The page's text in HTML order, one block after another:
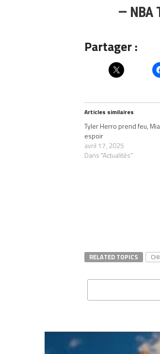
— NBA
Partager :
Articles similaires
Tyler Herro prend feu,
espoir
avril 17, 2025
Dans "Actualités"
RELATED TOPICS